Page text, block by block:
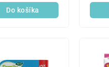
Do košíka